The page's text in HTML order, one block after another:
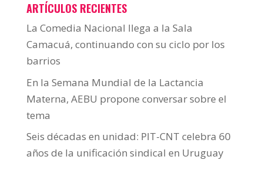
ARTÍCULOS RECIENTES
La Comedia Nacional llega a la Sala
Camacuá, continuando con su ciclo por los
barrios
En la Semana Mundial de la Lactancia
Materna, AEBU propone conversar sobre el
tema
Seis décadas en unidad: PIT-CNT celebra 60
años de la unificación sindical en Uruguay